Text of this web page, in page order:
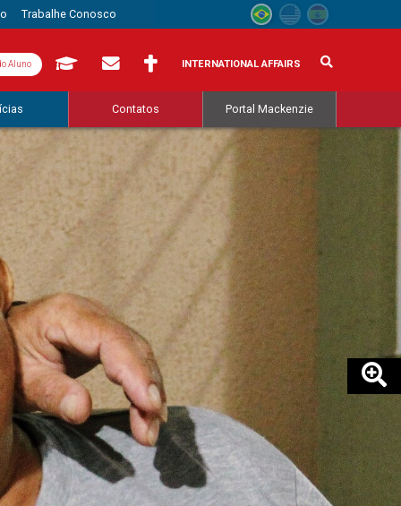
Trabalhe Conosco
Aluno INTERNATIONAL AFFAIRS
Contatos Portal Mackenzie